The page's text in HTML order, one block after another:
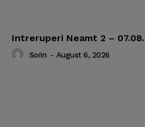
Intreruperi Neamt 2 –
Sorin - August 6, 2026